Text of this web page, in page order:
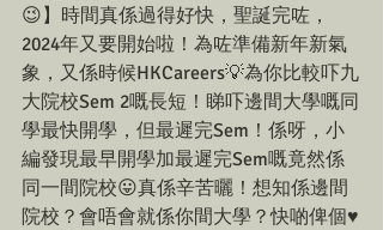
😉】時間真係過得好快，聖誕完咗，
2024年又要開始啦！為咗準備新年新氣
象，又係時候HKCareers💡為你比較吓九
大院校Sem 2嘅長短！睇吓邊間大學嘅同
學最快開學，但最遲完Sem！係呀，小
編發現最早開學加最遲完Sem嘅竟然係
同一間院校😛真係辛苦曬！想知係邊間
院校？會唔會就係你間大學？快啲俾個♥️